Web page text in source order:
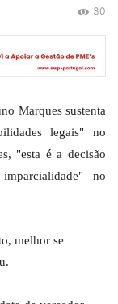
30
Marques sustenta
legais" no
"esta é a decisão
no
melhor se